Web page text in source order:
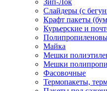
Слайдеры (с
Крафт пакеты
Курьерские и
Майка
Мешки
Мешки
Фасовочные
Термопакеты,